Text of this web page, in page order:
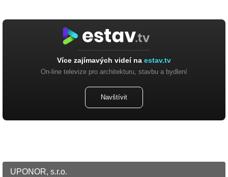
Více zajímavých videí na estav.tv
On-line televize pro architekturu, stavbu a bydlení
Navštívit
UPONOR, s.r.o.